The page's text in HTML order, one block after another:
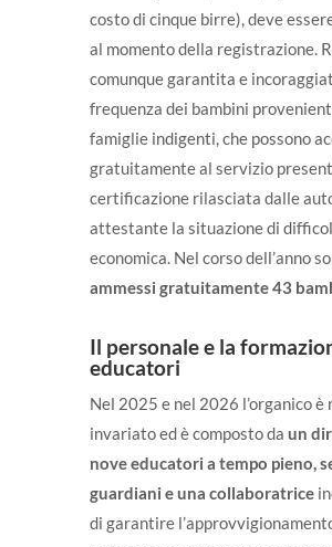
costo di cinque birre), deve
al momento della registrazione.
comunque garantita e
frequenza dei bambini
famiglie indigenti, che possono
gratuitamente al servizio
certificazione rilasciata dalle
attestante la situazione di
economica. Nel corso dell’anno
ammessi gratuitamente 43
Il personale e la
educatori
Nel 2025 e nel 2026 l’organico è
invariato ed è composto da un
nove educatori a tempo pieno,
guardiani e una collaboratrice
di garantire